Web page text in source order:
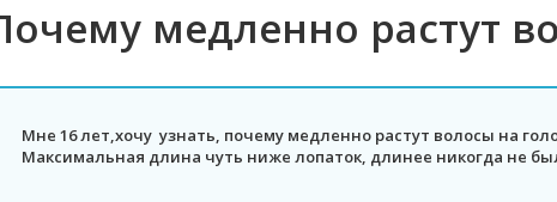
медленно растут
Мне 16 лет,хочу узнать, почему медленно растут волосы на
Максимальная длина чуть ниже лопаток, длинее никогда не